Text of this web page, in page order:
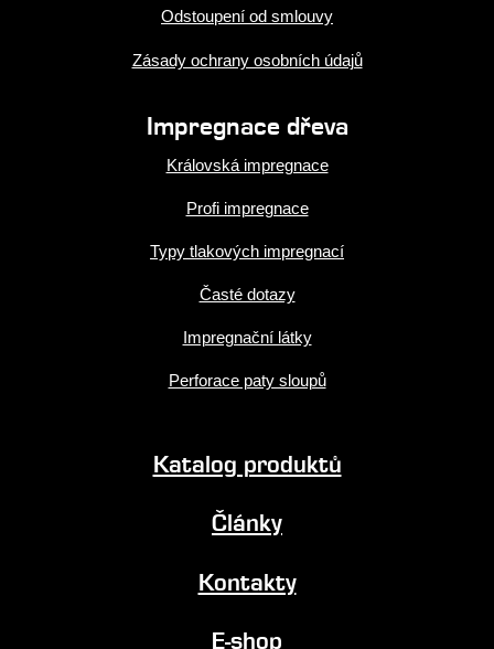
Odstoupení od smlouvy
Zásady ochrany osobních údajů
Impregnace dřeva
Královská impregnace
Profi impregnace
Typy tlakových impregnací
Časté dotazy
Impregnační látky
Perforace paty sloupů
Katalog produktů
Články
Kontakty
E-shop